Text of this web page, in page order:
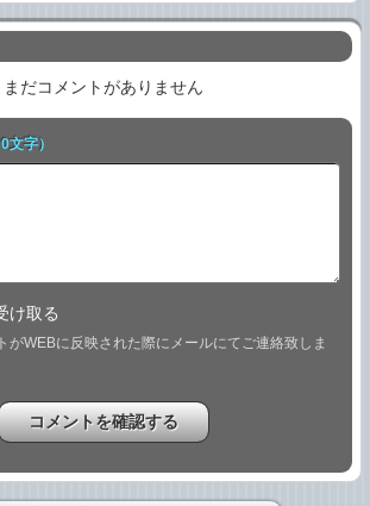
まだコメントがありません
文字）
け取る
WEBに反映された際にメールにてご連絡致しま